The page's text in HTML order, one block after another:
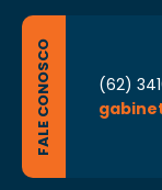
FALE CONOSCO
(62)